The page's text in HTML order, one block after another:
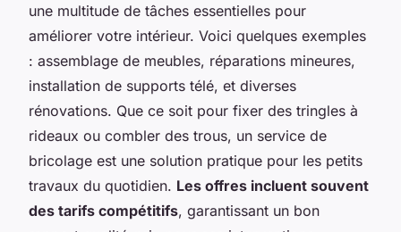
une multitude de tâches essentielles pour
améliorer votre intérieur. Voici quelques exemples
: assemblage de meubles, réparations mineures,
installation de supports télé, et diverses
rénovations. Que ce soit pour fixer des tringles à
rideaux ou combler des trous, un service de
bricolage est une solution pratique pour les petits
travaux du quotidien. Les offres incluent souvent
des tarifs compétitifs, garantissant un bon